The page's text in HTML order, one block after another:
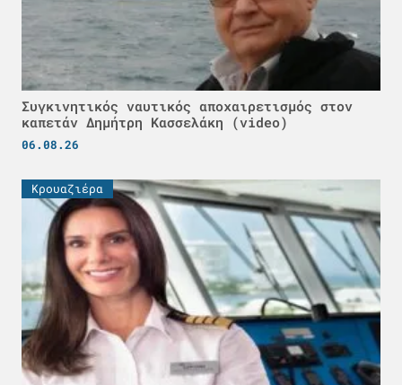
Συγκινητικός ναυτικός αποχαιρετισμός στον
καπετάν Δημήτρη Κασσελάκη (video)
06.08.26
Κρουαζιέρα